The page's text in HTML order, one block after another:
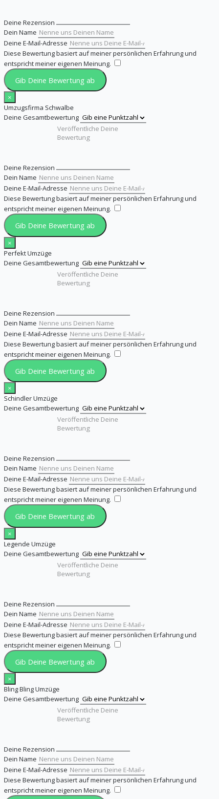
Deine Rezension
Dein Name
Deine E-Mail-Adresse
Diese Bewertung basiert auf meiner persönlichen Erfahrung und
entspricht meiner eigenen Meinung.
Gib Deine Bewertung ab
×
Umzugsfirma Schwalbe
Deine Gesamtbewertung
Deine Rezension
Dein Name
Deine E-Mail-Adresse
Diese Bewertung basiert auf meiner persönlichen Erfahrung und
entspricht meiner eigenen Meinung.
Gib Deine Bewertung ab
×
Perfekt Umzüge
Deine Gesamtbewertung
Deine Rezension
Dein Name
Deine E-Mail-Adresse
Diese Bewertung basiert auf meiner persönlichen Erfahrung und
entspricht meiner eigenen Meinung.
Gib Deine Bewertung ab
×
Schindler Umzüge
Deine Gesamtbewertung
Deine Rezension
Dein Name
Deine E-Mail-Adresse
Diese Bewertung basiert auf meiner persönlichen Erfahrung und
entspricht meiner eigenen Meinung.
Gib Deine Bewertung ab
×
Legende Umzüge
Deine Gesamtbewertung
Deine Rezension
Dein Name
Deine E-Mail-Adresse
Diese Bewertung basiert auf meiner persönlichen Erfahrung und
entspricht meiner eigenen Meinung.
Gib Deine Bewertung ab
×
Bling Bling Umzüge
Deine Gesamtbewertung
Deine Rezension
Dein Name
Deine E-Mail-Adresse
Diese Bewertung basiert auf meiner persönlichen Erfahrung und
entspricht meiner eigenen Meinung.